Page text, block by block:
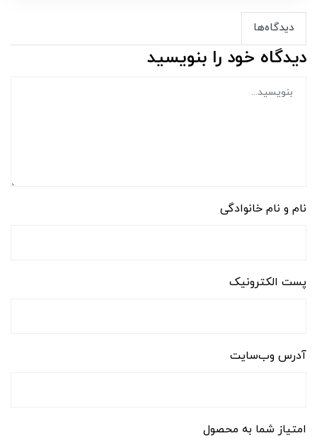
دیدگاه‌ها
دیدگاه خود را بنویسید
نام و نام خانوادگی
پست الکترونیک
آدرس وب‌سایت
امتیاز شما به محصول